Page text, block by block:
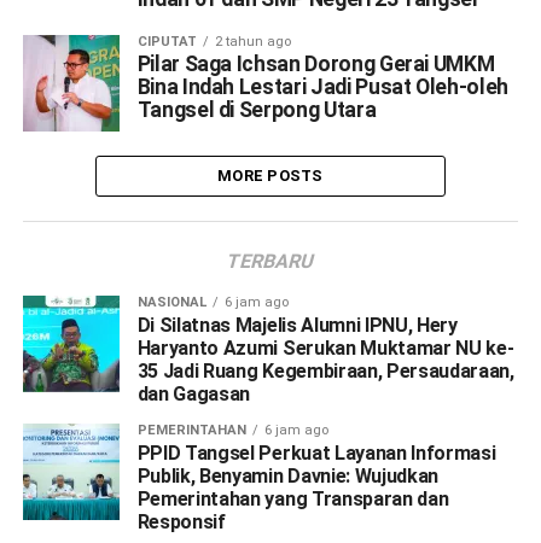
CIPUTAT 2 tahun ago
Pilar Saga Ichsan Dorong Gerai UMKM
Bina Indah Lestari Jadi Pusat Oleh-oleh
Tangsel di Serpong Utara
MORE POSTS
TERBARU
NASIONAL 6 jam ago
Di Silatnas Majelis Alumni IPNU, Hery
Haryanto Azumi Serukan Muktamar NU ke-
35 Jadi Ruang Kegembiraan, Persaudaraan,
dan Gagasan
PEMERINTAHAN 6 jam ago
PPID Tangsel Perkuat Layanan Informasi
Publik, Benyamin Davnie: Wujudkan
Pemerintahan yang Transparan dan
Responsif